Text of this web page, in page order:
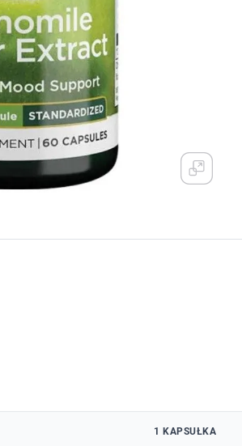
1 KAPSUŁKA